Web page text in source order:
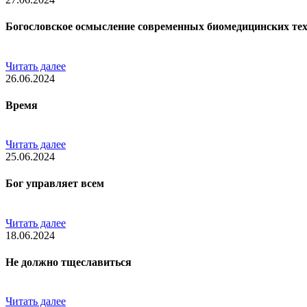
Богословское осмысление современных биомедицинских
Читать далее
26.06.2024
Время
Читать далее
25.06.2024
Бог управляет всем
Читать далее
18.06.2024
Не должно тщеславиться
Читать далее